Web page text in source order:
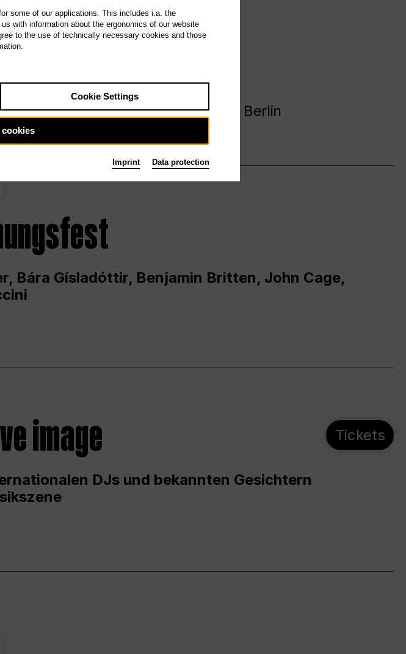
HERE
in und um die Deutsche Oper Berlin
Bára Gísladóttir, Benjamin Britten, John Cage,
image
DJs und bekannten Gesichtern
Tickets
some of our applications. This includes i.a. the
with information about the ergonomics of our website
to the use of technically necessary cookies and those
Cookie Settings
Imprint Data protection